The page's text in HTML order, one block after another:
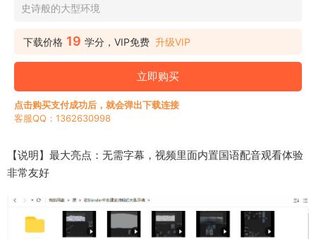
史诗般的大型环境
下载价格 19 学分，VIP免费 升级VIP
立即购买
点击购买支付成功后，就会弹出下载连接
客服QQ：1362630998
【说明】最大亮点：无需字幕，视频里面内置国语配音观看体验
非常友好